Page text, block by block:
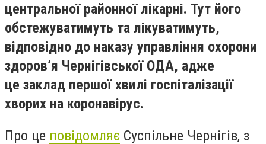
центральної районної лікарні. Тут його
обстежуватимуть та лікуватимуть,
відповідно до наказу управління охорони
здоров’я Чернігівської ОДА, адже
це заклад першої хвилі госпіталізації
хворих на коронавірус.
Про це повідомляє Суспільне Чернігів, з